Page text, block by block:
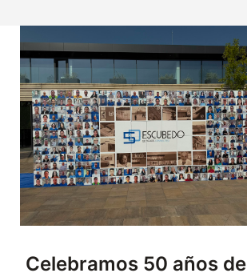
Celebramos 50 años de